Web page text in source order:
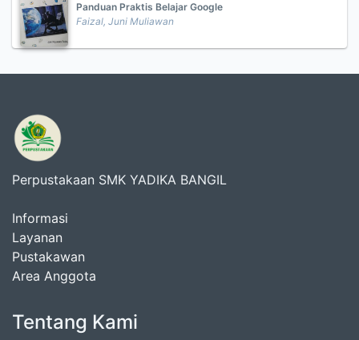
Panduan Praktis Belajar Google
Faizal, Juni Muliawan
Perpustakaan SMK YADIKA BANGIL
Informasi
Layanan
Pustakawan
Area Anggota
Tentang Kami